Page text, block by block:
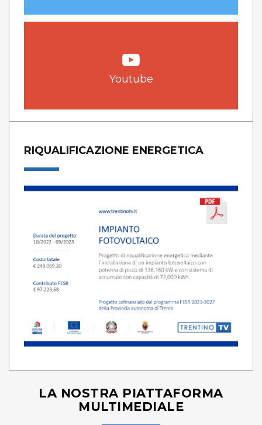
Youtube
RIQUALIFICAZIONE ENERGETICA
LA NOSTRA PIATTAFORMA
MULTIMEDIALE